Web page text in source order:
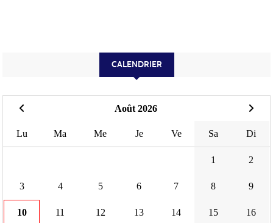
CALENDRIER
Août 2026
Lu Ma Me Je Ve Sa Di
1 2
3 4 5 6 7 8 9
10 11 12 13 14 15 16